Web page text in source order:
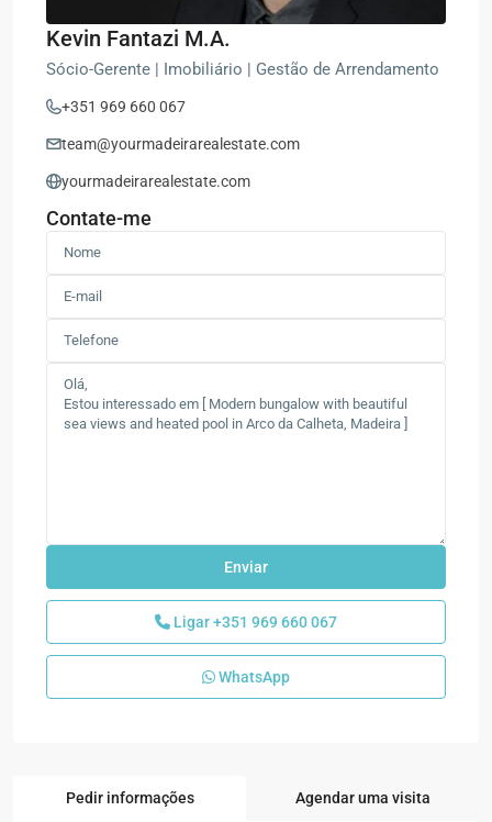
Kevin Fantazi M.A.
Sócio-Gerente | Imobiliário | Gestão de Arrendamento
+351 969 660 067
team@yourmadeirarealestate.com
yourmadeirarealestate.com
Contate-me
Ligar+351 969 660 067
WhatsApp
Pedir informações Agendar uma visita